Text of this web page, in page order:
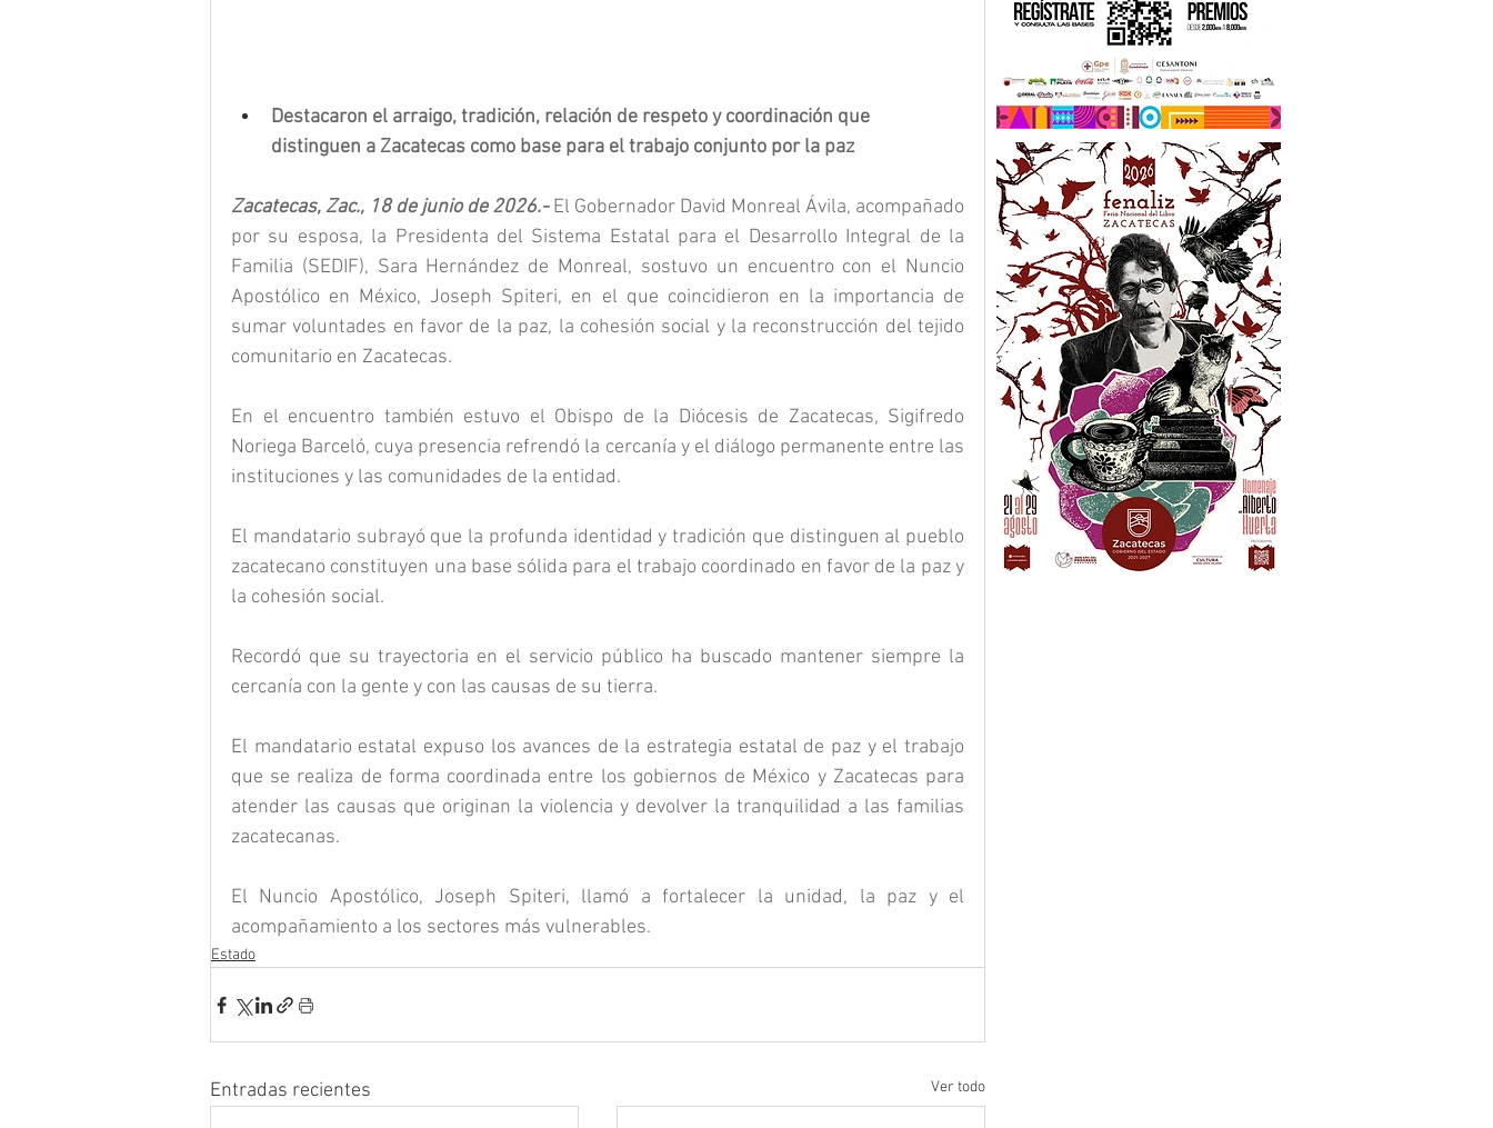
Destacaron el arraigo, tradición, relación de respeto y coordinación que
distinguen a Zacatecas como base para el trabajo conjunto por la paz
Zacatecas, Zac., 18 de junio de 2026.- El Gobernador David Monreal Ávila, acompañado
por su esposa, la Presidenta del Sistema Estatal para el Desarrollo Integral de la
Familia (SEDIF), Sara Hernández de Monreal, sostuvo un encuentro con el Nuncio
Apostólico en México, Joseph Spiteri, en el que coincidieron en la importancia de
sumar voluntades en favor de la paz, la cohesión social y la reconstrucción del tejido
comunitario en Zacatecas.
En el encuentro también estuvo el Obispo de la Diócesis de Zacatecas, Sigifredo
Noriega Barceló, cuya presencia refrendó la cercanía y el diálogo permanente entre las
instituciones y las comunidades de la entidad.
El mandatario subrayó que la profunda identidad y tradición que distinguen al pueblo
zacatecano constituyen una base sólida para el trabajo coordinado en favor de la paz y
la cohesión social.
Recordó que su trayectoria en el servicio público ha buscado mantener siempre la
cercanía con la gente y con las causas de su tierra.
El mandatario estatal expuso los avances de la estrategia estatal de paz y el trabajo
que se realiza de forma coordinada entre los gobiernos de México y Zacatecas para
atender las causas que originan la violencia y devolver la tranquilidad a las familias
zacatecanas.
El Nuncio Apostólico, Joseph Spiteri, llamó a fortalecer la unidad, la paz y el
acompañamiento a los sectores más vulnerables.
Estado
Entradas recientes Ver todo